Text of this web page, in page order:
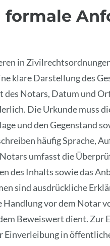
formale
in
klare Darstellung des
Notars, Datum und
Die Urkunde muss
und den Gegenstand
häufig Sprache,
umfasst die
des Inhalts sowie das
sind ausdrückliche
Handlung vor dem Notar
Beweiswert dient.
Einverleibung in